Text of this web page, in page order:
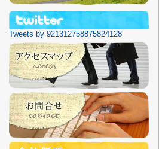
Tweets by 921312758875824128